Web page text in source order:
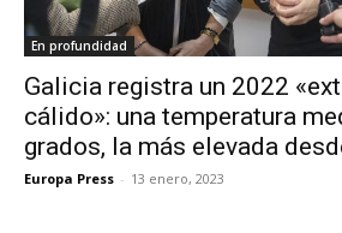
En profundidad
Galicia registra un 2022
cálido»: una temperatura
grados, la más elevada
Europa Press - 13 enero, 2023